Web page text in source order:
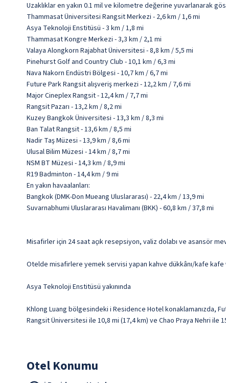
Uzaklıklar en yakın 0.1 mil ve kilometre değerine yuvarlanarak
Thammasat Üniversitesi Rangsit Merkezi - 2,6 km / 1,6 mi
Asya Teknoloji Enstitüsü - 3 km / 1,8 mi
Thammasat Kongre Merkezi - 3,3 km / 2,1 mi
Valaya Alongkorn Rajabhat Üniversitesi - 8,8 km / 5,5 mi
Pinehurst Golf and Country Club - 10,1 km / 6,3 mi
Nava Nakorn Endüstri Bölgesi - 10,7 km / 6,7 mi
Future Park Rangsit alışveriş merkezi - 12,2 km / 7,6 mi
Major Cineplex Rangsit - 12,4 km / 7,7 mi
Rangsit Pazarı - 13,2 km / 8,2 mi
Kuzey Bangkok Üniversitesi - 13,3 km / 8,3 mi
Ban Talat Rangsit - 13,6 km / 8,5 mi
Nadir Taş Müzesi - 13,9 km / 8,6 mi
Ulusal Bilim Müzesi - 14 km / 8,7 mi
NSM BT Müzesi - 14,3 km / 8,9 mi
R19 Badminton - 14,4 km / 9 mi
En yakın havaalanları:
Bangkok (DMK-Don Mueang Uluslararası) - 22,4 km / 13,9 mi
Suvarnabhumi Uluslararası Havalimanı (BKK) - 60,8 km / 37,8 mi
Misafirler için 24 saat açık resepsiyon, valiz dolabı ve asansör
Otelde misafirlere yemek servisi yapan kahve dükkânı/kafe kafe
Asya Teknoloji Enstitüsü yakınında
Khlong Luang bölgesindeki i Residence Hotel konaklamanızda,
Rangsit Üniversitesi ile 10,8 mi (17,4 km) ve Chao Praya Nehri ile
Otel Konumu